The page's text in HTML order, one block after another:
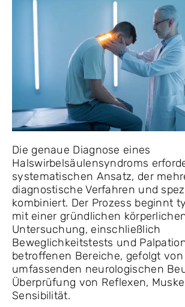
Die genaue Diagnose eines
Halswirbelsäulensyndroms
systematischen Ansatz, der
diagnostische Verfahren und
kombiniert. Der Prozess beginnt
mit einer gründlichen
Untersuchung, einschließlich
Beweglichkeitstests und
betroffenen Bereiche, gefolgt
umfassenden neurologischen
Überprüfung von Reflexen,
Sensibilität.